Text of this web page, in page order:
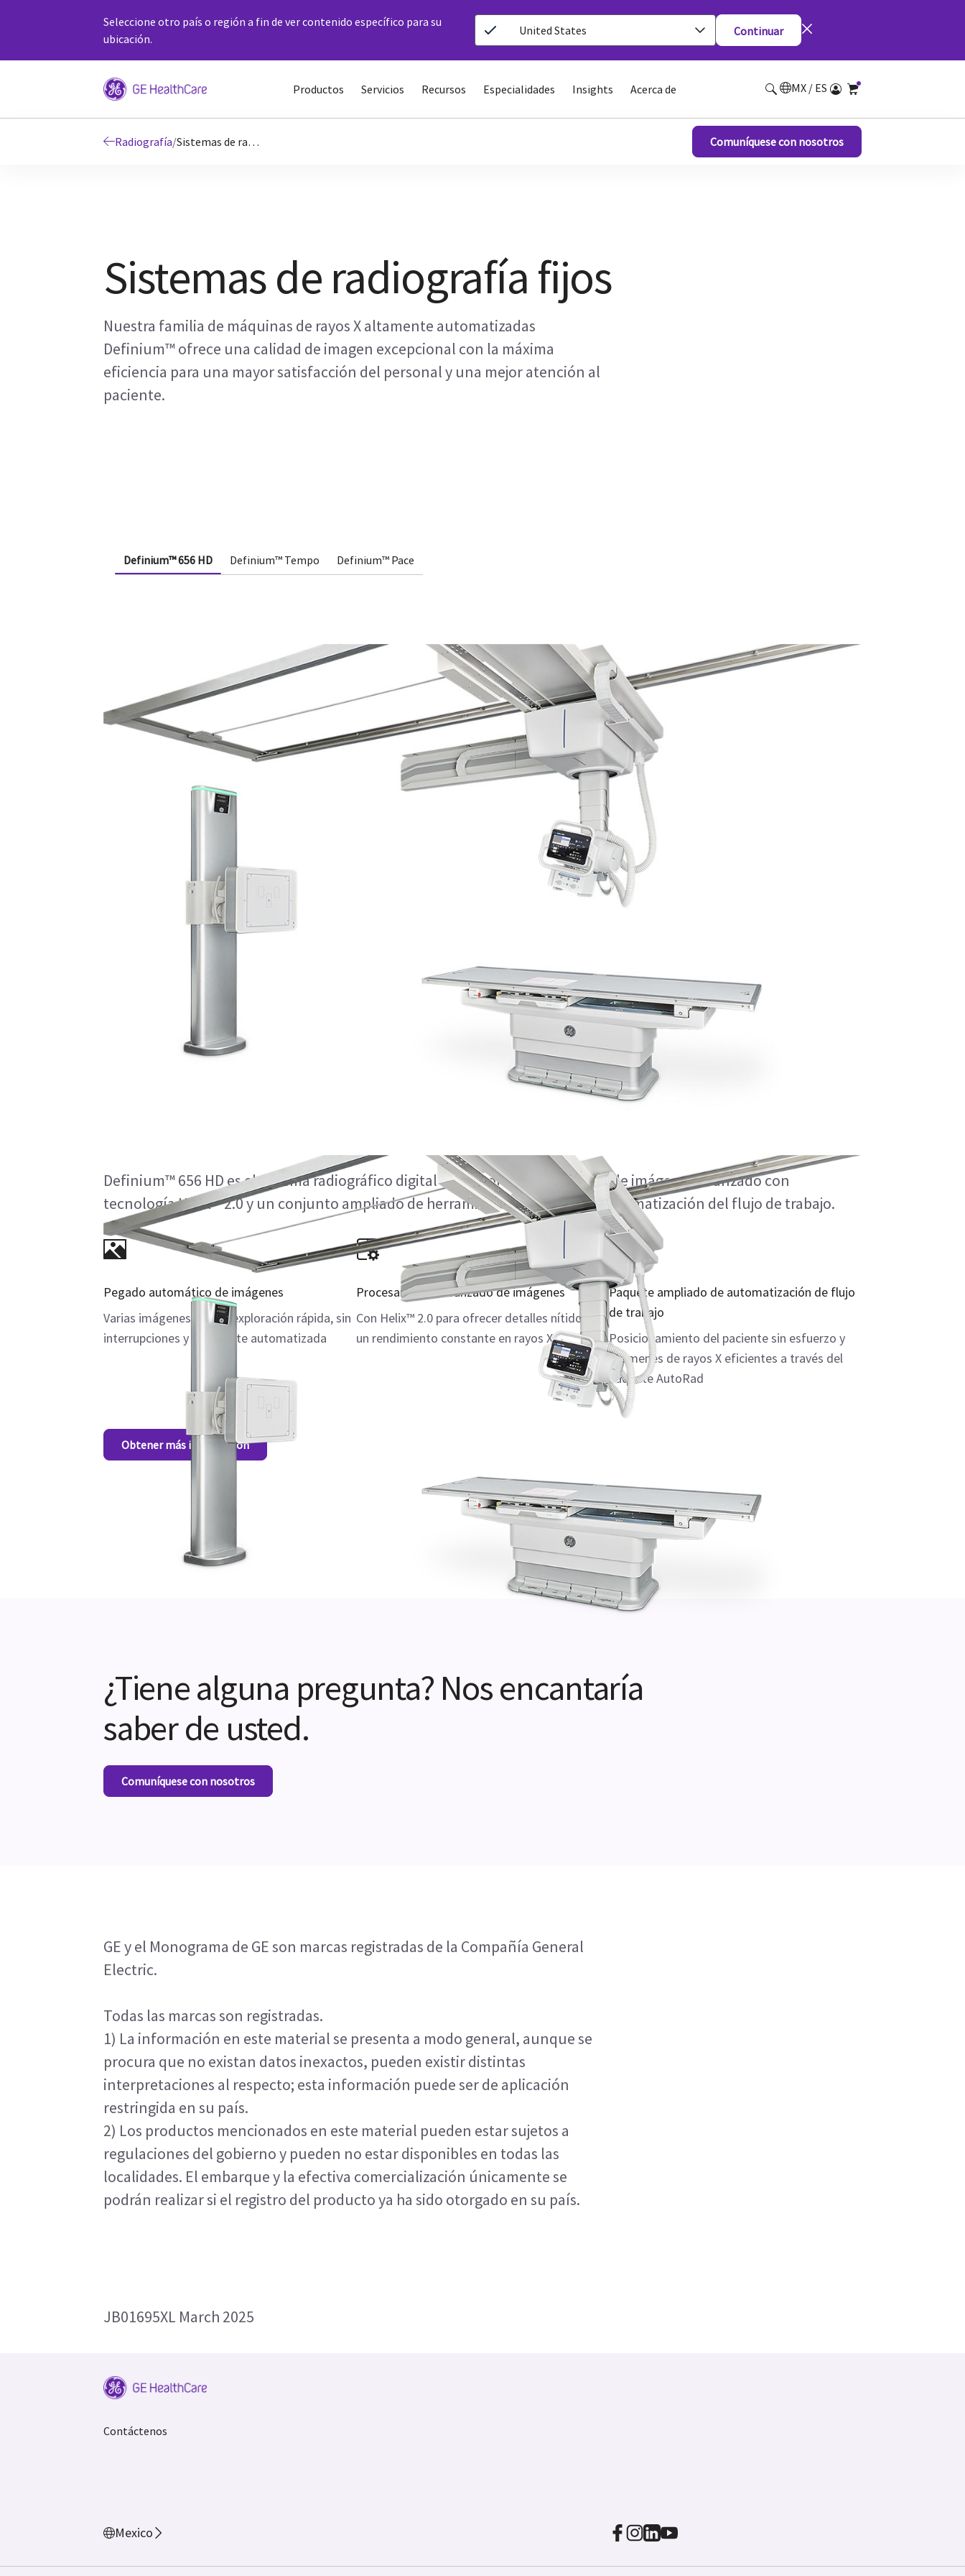
Seleccione otro país o región a fin de ver contenido específico para su
ubicación.
United States Continuar
Productos Servicios Recursos Especialidades Insights Acerca de MX / ES
Radiografía/ Sistemas de radiografía fijos Comuníquese con nosotros
Sistemas de radiografía fijos
Nuestra familia de máquinas de rayos X altamente automatizadas
Definium™ ofrece una calidad de imagen excepcional con la máxima
eficiencia para una mayor satisfacción del personal y una mejor atención al
paciente.
Definium™ 656 HD Definium™ Tempo Definium™ Pace
Definium™ 656 HD es el sistema radiográfico digital de GE con procesamiento de imágenes avanzado con
tecnología Helix™ 2.0 y un conjunto ampliado de herramientas de análisis y automatización del flujo de trabajo.
Pegado automático de imágenes
Varias imágenes en una exploración rápida, sin
interrupciones y altamente automatizada
Procesamiento avanzado de imágenes
Con Helix™ 2.0 para ofrecer detalles nítidos y
un rendimiento constante en rayos X
Paquete ampliado de automatización de flujo
de trabajo
Posicionamiento del paciente sin esfuerzo y
exámenes de rayos X eficientes a través del
paquete AutoRad
Obtener más información
¿Tiene alguna pregunta? Nos encantaría
saber de usted.
Comuníquese con nosotros
GE y el Monograma de GE son marcas registradas de la Compañía General
Electric.
Todas las marcas son registradas.
1) La información en este material se presenta a modo general, aunque se
procura que no existan datos inexactos, pueden existir distintas
interpretaciones al respecto; esta información puede ser de aplicación
restringida en su país.
2) Los productos mencionados en este material pueden estar sujetos a
regulaciones del gobierno y pueden no estar disponibles en todas las
localidades. El embarque y la efectiva comercialización únicamente se
podrán realizar si el registro del producto ya ha sido otorgado en su país.
JB01695XL March 2025
Contáctenos
Mexico